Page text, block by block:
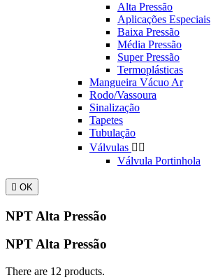
Alta Pressão
Aplicações Especiais
Baixa Pressão
Média Pressão
Super Pressão
Termoplásticas
Mangueira Vácuo Ar
Rodo/Vassoura
Sinalização
Tapetes
Tubulação
Válvulas  
Válvula Portinhola
 OK
NPT Alta Pressão
NPT Alta Pressão
There are 12 products.